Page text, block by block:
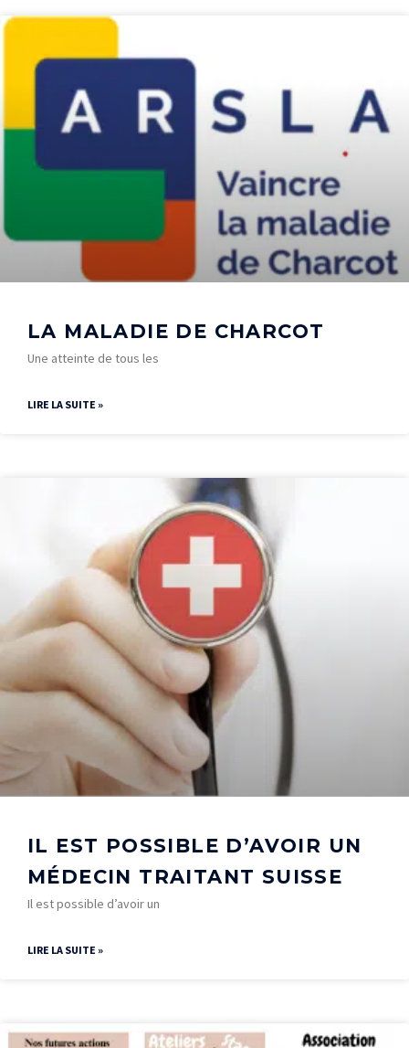
LA MALADIE DE CHARCOT
Une atteinte de tous les
LIRE LA SUITE »
IL EST POSSIBLE D’AVOIR UN
MÉDECIN TRAITANT SUISSE
Il est possible d’avoir un
LIRE LA SUITE »